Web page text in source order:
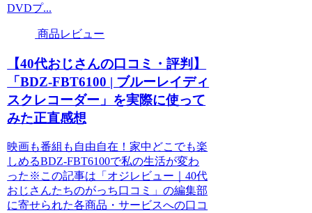
DVDプ...
商品レビュー
【40代おじさんの口コミ・評判】
「BDZ-FBT6100 | ブルーレイディ
スクレコーダー」を実際に使って
みた正直感想
映画も番組も自由自在！家中どこでも楽
しめるBDZ-FBT6100で私の生活が変わ
った※この記事は「オジレビュー｜40代
おじさんたちのがっち口コミ」の編集部
に寄せられた各商品・サービスへの口コ